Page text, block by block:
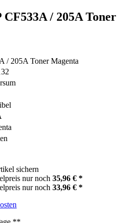
/ 205A Toner
sichern
nur noch 35,96 € *
nur noch 33,96 € *